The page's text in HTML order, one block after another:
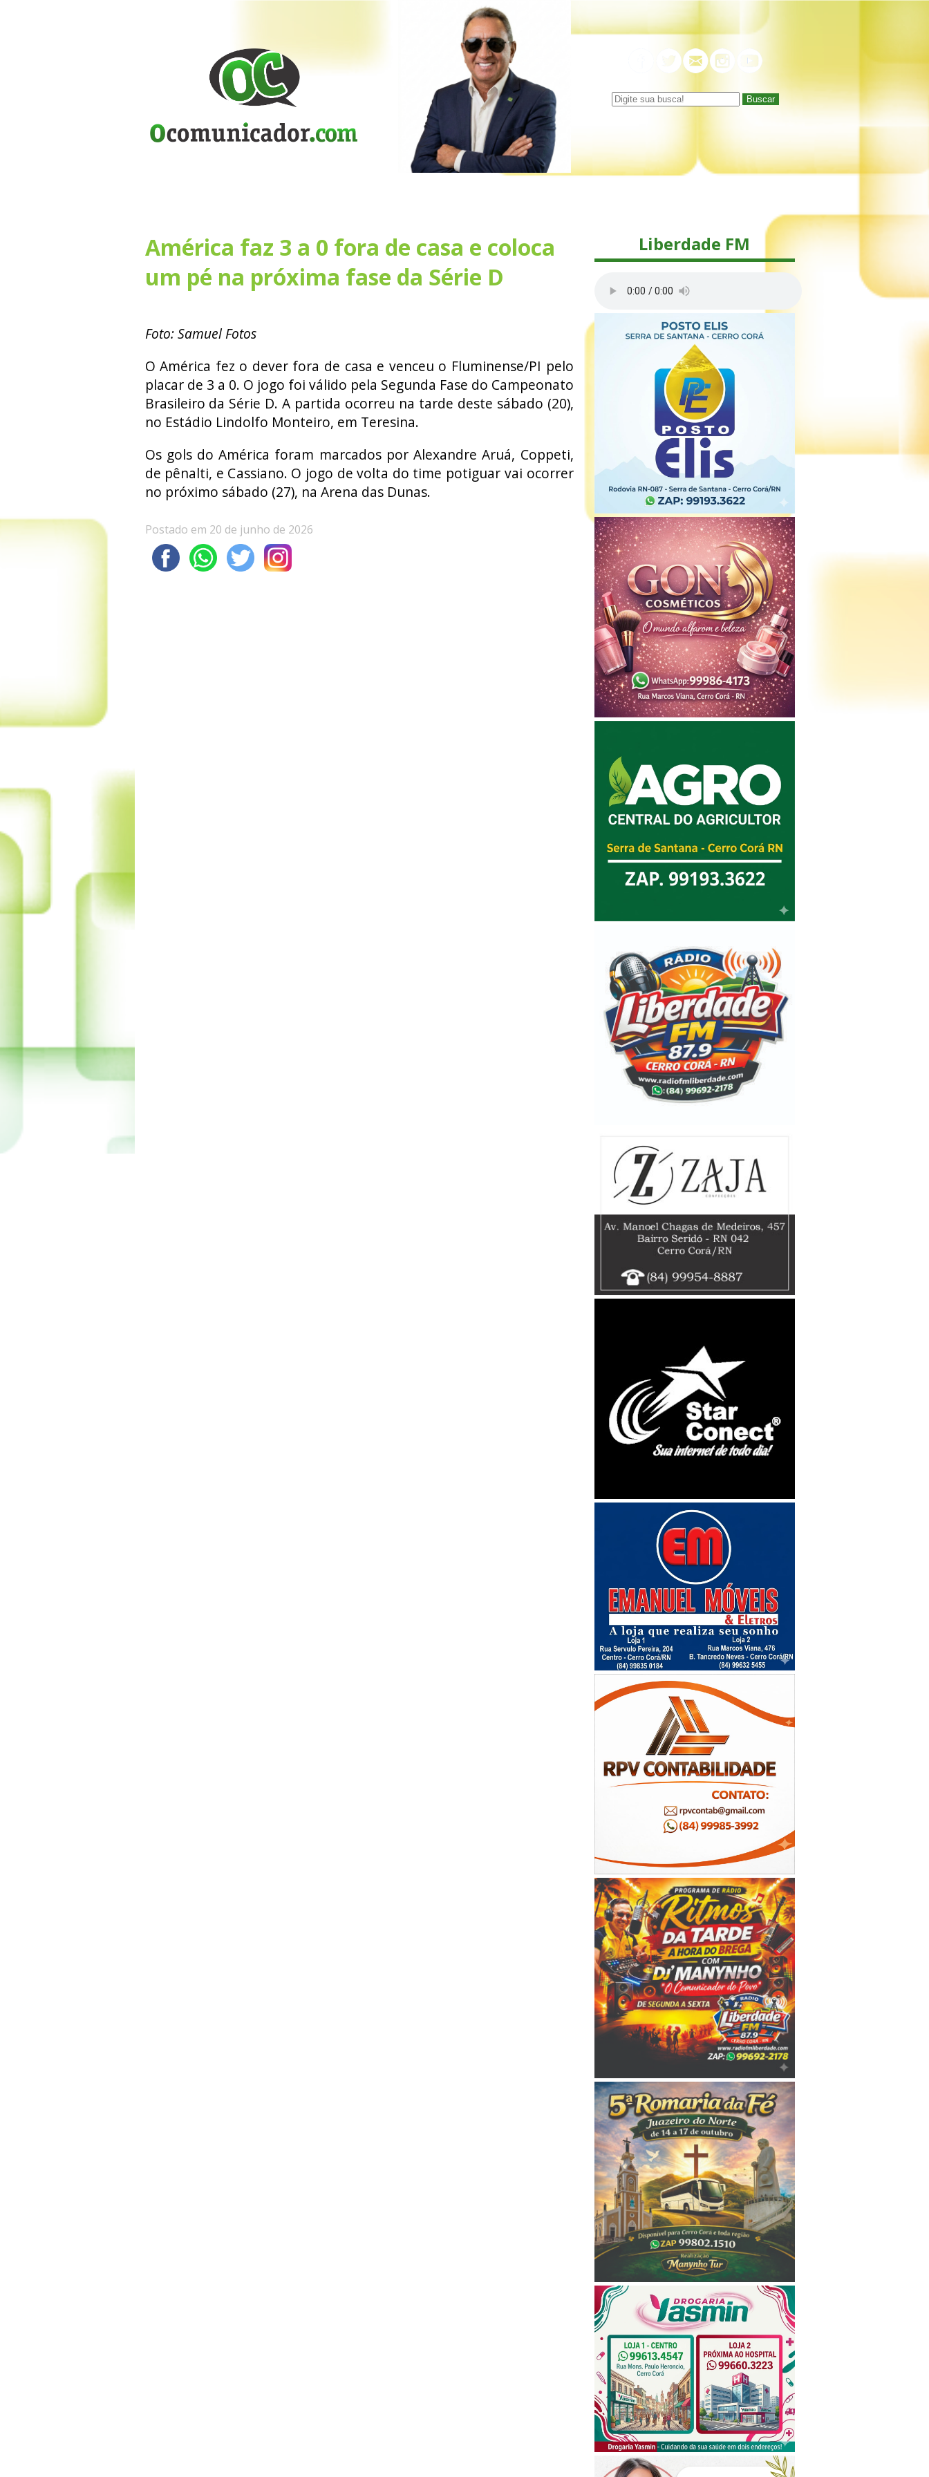
Buscar
América faz 3 a 0 fora de casa e coloca
um pé na próxima fase da Série D
Foto: Samuel Fotos
O América fez o dever fora de casa e venceu o Fluminense/PI pelo
placar de 3 a 0. O jogo foi válido pela Segunda Fase do Campeonato
Brasileiro da Série D. A partida ocorreu na tarde deste sábado (20),
no Estádio Lindolfo Monteiro, em Teresina.
Os gols do América foram marcados por Alexandre Aruá, Coppeti,
de pênalti, e Cassiano. O jogo de volta do time potiguar vai ocorrer
no próximo sábado (27), na Arena das Dunas.
Postado em 20 de junho de 2026
Liberdade FM